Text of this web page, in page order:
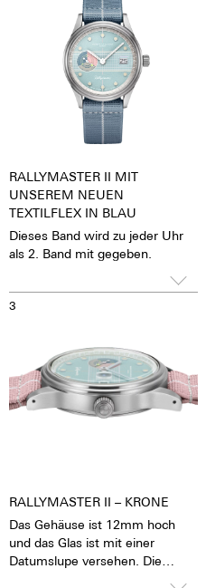
RALLYMASTER II MIT
UNSEREM NEUEN
TEXTILFLEX IN BLAU
Dieses Band wird zu jeder Uhr
als 2. Band mit gegeben.
3
RALLYMASTER II – KRONE
Das Gehäuse ist 12mm hoch
und das Glas ist mit einer
Datumslupe versehen. Die